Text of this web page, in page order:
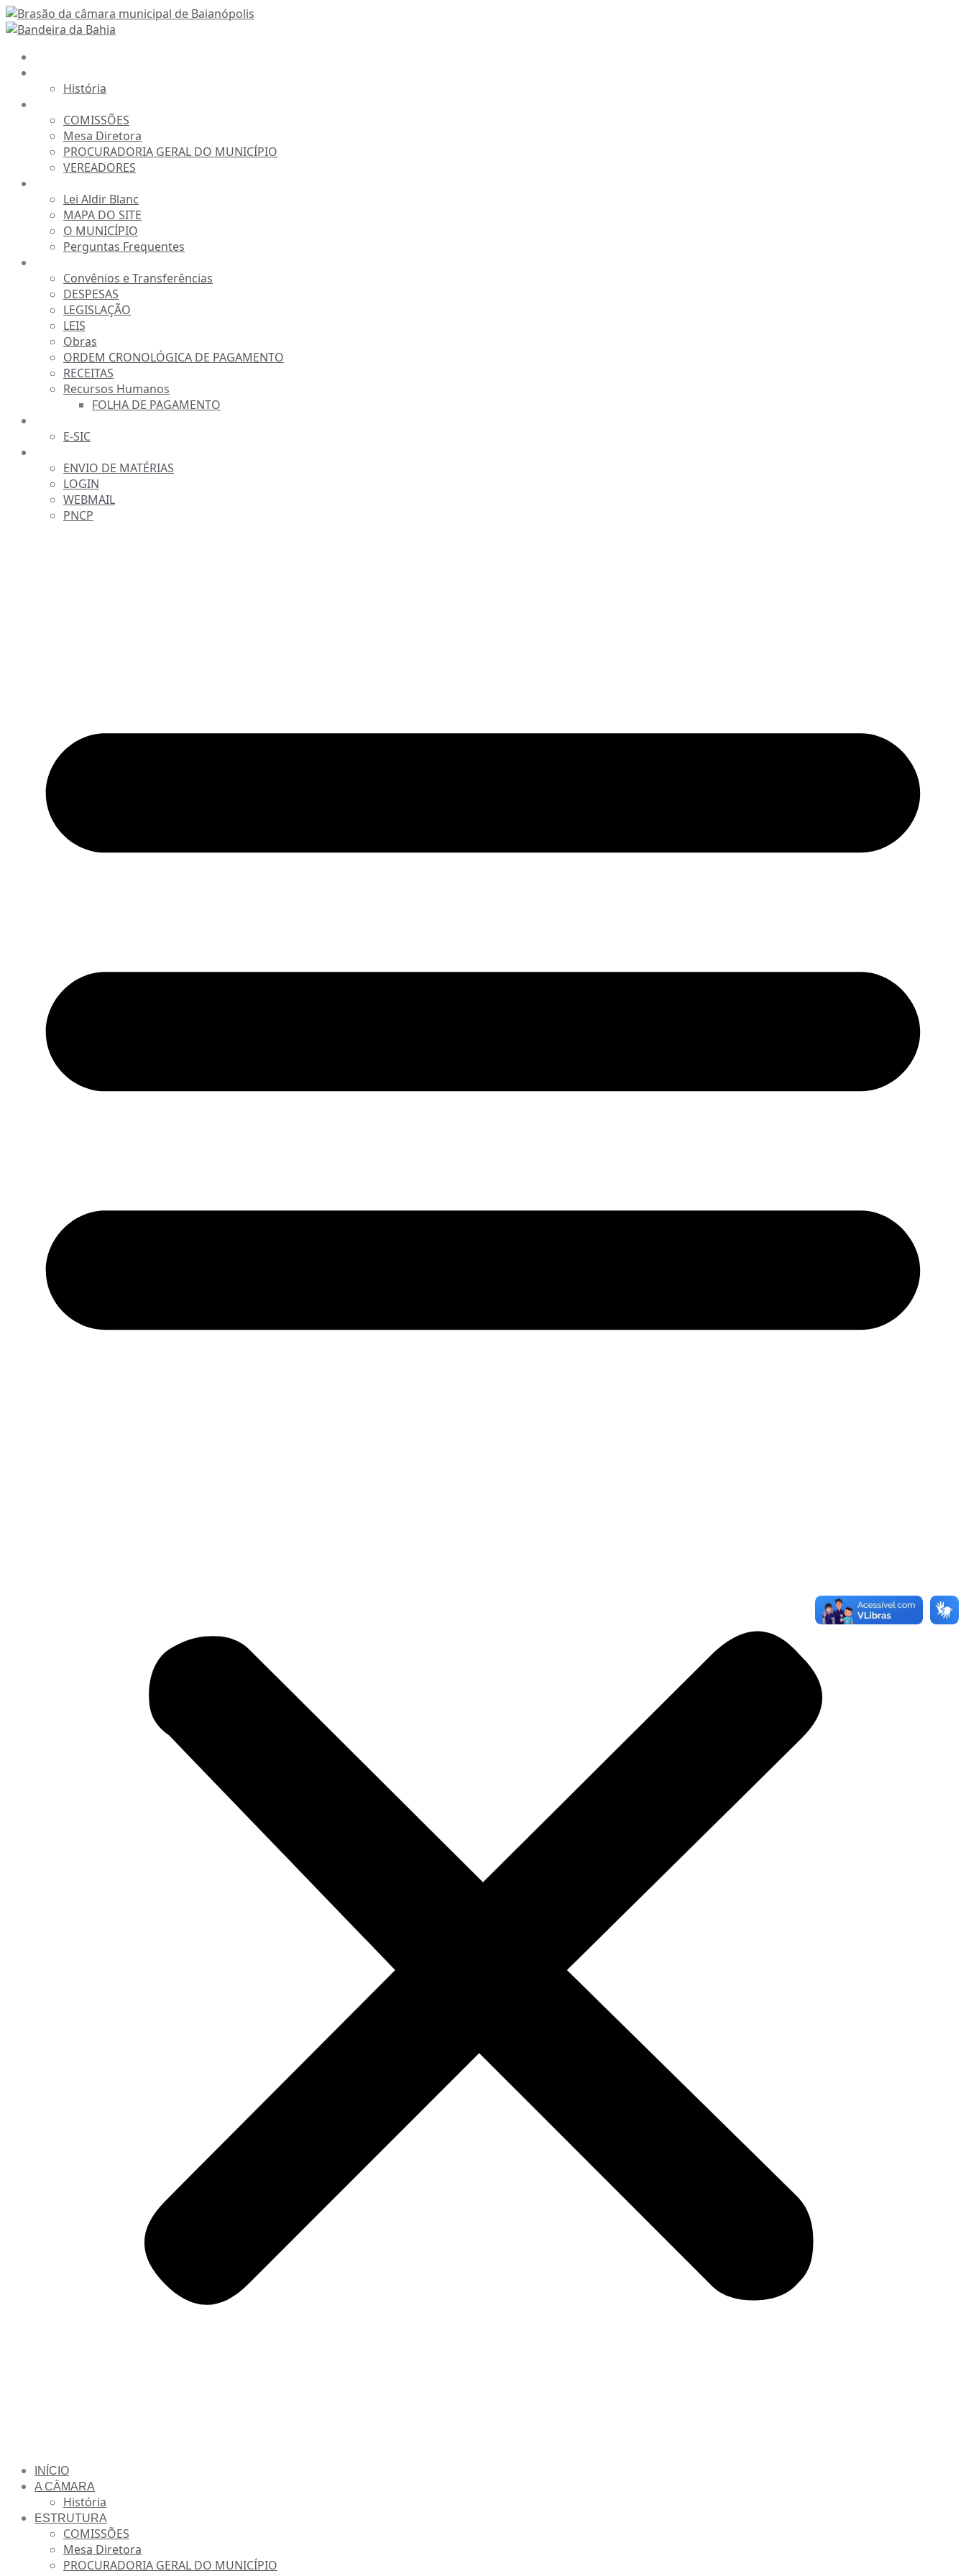
Ir
para
conteúdo
História
COMISSÕES
Mesa Diretora
PROCURADORIA GERAL DO MUNICÍPIO
VEREADORES
Lei Aldir Blanc
MAPA DO SITE
O MUNICÍPIO
Perguntas Frequentes
Convênios e Transferências
DESPESAS
LEGISLAÇÃO
LEIS
Obras
ORDEM CRONOLÓGICA DE PAGAMENTO
RECEITAS
Recursos Humanos
FOLHA DE PAGAMENTO
E-SIC
ENVIO DE MATÉRIAS
LOGIN
WEBMAIL
PNCP
INÍCIO
A CÂMARA
História
ESTRUTURA
COMISSÕES
Mesa Diretora
PROCURADORIA GERAL DO MUNICÍPIO